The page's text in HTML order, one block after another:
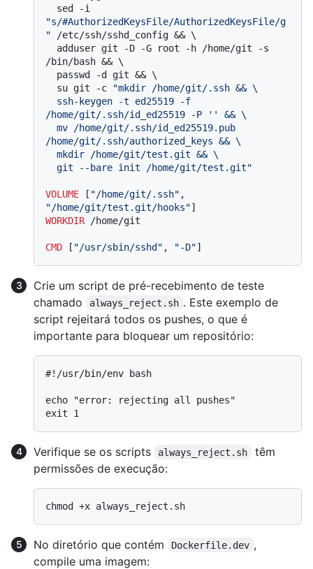
"s/#AuthorizedKeysFile/AuthorizedKeysFile/g
" /etc/ssh/sshd_config && \
/bin/bash && \
  su git -c
"mkdir /home/git/.ssh && \
/home/git/.ssh/id_ed25519 -P '' && \
/home/git/.ssh/authorized_keys && \
  git --bare init /home/git/test.git"
VOLUME [ "/home/git/.ssh"
"/home/git/test.git/hooks"]
WORKDIR /home/git
CMD [ "/usr/sbin/sshd" , "-D"]
Crie um script de pré-recebimento de teste
chamado
always_reject.sh . Este exemplo de
script rejeitará todos os pushes, o que é
importante para bloquear um repositório:
#!/usr/bin/env bash
echo "error: rejecting all pushes"
Verifique se os scripts always_reject.sh
têm
permissões de execução:
No diretório que contém Dockerfile.dev ,
compile uma imagem: